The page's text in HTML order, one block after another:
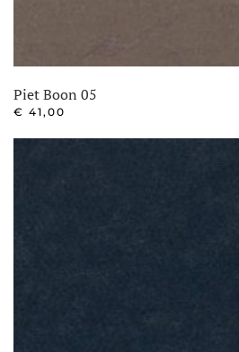
Piet Boon 05
€ 41,00